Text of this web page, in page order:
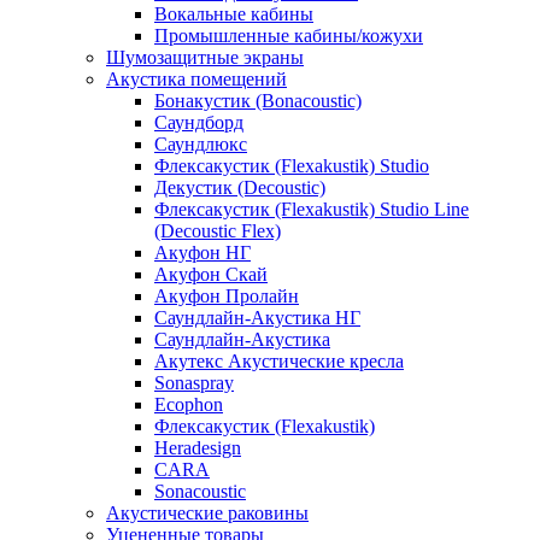
Вокальные кабины
Промышленные кабины/кожухи
Шумозащитные экраны
Акустика помещений
Бонакустик (Bonacoustic)
Саундборд
Саундлюкс
Флексакустик (Flexakustik) Studio
Декустик (Decoustic)
Флексакустик (Flexakustik) Studio Line
(Decoustic Flex)
Акуфон НГ
Акуфон Скай
Акуфон Пролайн
Саундлайн-Акустика НГ
Саундлайн-Акустика
Акутекс Акустические кресла
Sonaspray
Ecophon
Флексакустик (Flexakustik)
Heradesign
CARA
Sonacoustic
Акустические раковины
Уцененные товары